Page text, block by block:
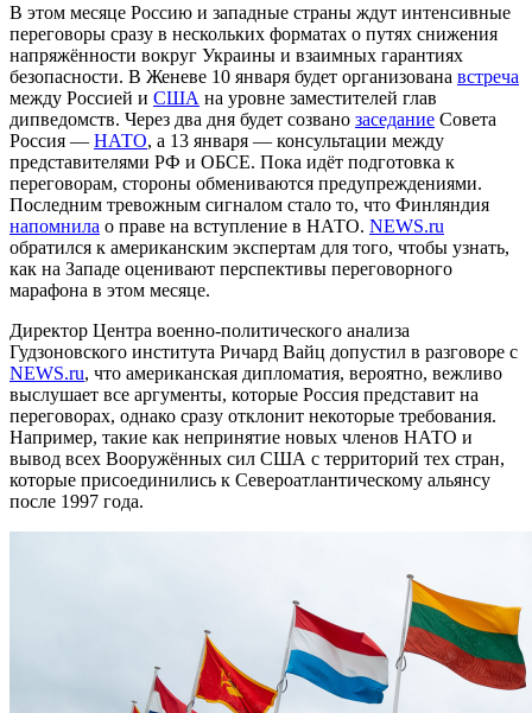
В этом месяце Россию и западные страны ждут интенсивные
переговоры сразу в нескольких форматах о путях снижения
напряжённости вокруг Украины и взаимных гарантиях
безопасности. В Женеве 10 января будет организована встреча
между Россией и США на уровне заместителей глав
дипведомств. Через два дня будет созвано заседание Совета
Россия — НАТО, а 13 января — консультации между
представителями РФ и ОБСЕ. Пока идёт подготовка к
переговорам, стороны обмениваются предупреждениями.
Последним тревожным сигналом стало то, что Финляндия
напомнила о праве на вступление в НАТО. NEWS.ru
обратился к американским экспертам для того, чтобы узнать,
как на Западе оценивают перспективы переговорного
марафона в этом месяце.
Директор Центра военно-политического анализа
Гудзоновского института Ричард Вайц допустил в разговоре с
NEWS.ru, что американская дипломатия, вероятно, вежливо
выслушает все аргументы, которые Россия представит на
переговорах, однако сразу отклонит некоторые требования.
Например, такие как непринятие новых членов НАТО и
вывод всех Вооружённых сил США с территорий тех стран,
которые присоединились к Североатлантическому альянсу
после 1997 года.